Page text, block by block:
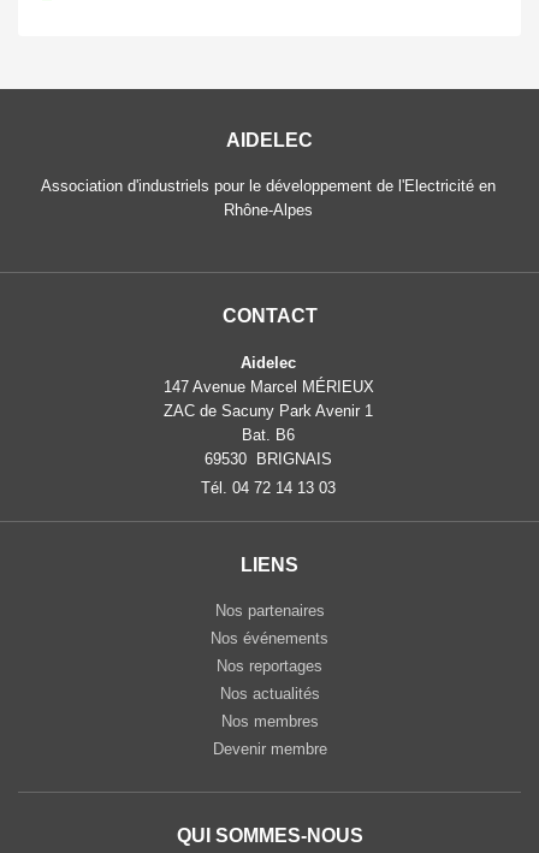
AIDELEC
Association d'industriels pour le développement de l'Electricité en
Rhône-Alpes
CONTACT
Aidelec
147 Avenue Marcel MÉRIEUX
ZAC de Sacuny Park Avenir 1
Bat. B6
69530 BRIGNAIS
Tél. 04 72 14 13 03
LIENS
Nos partenaires
Nos événements
Nos reportages
Nos actualités
Nos membres
Devenir membre
QUI SOMMES-NOUS